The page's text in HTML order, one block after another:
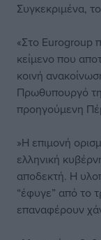
Συγκεκριμένα,
«Στο Eurogroup
κείμενο που
κοινή
Πρωθυπουργό
προηγούμενη
»Η επιμονή
ελληνική
αποδεκτή. Η
“έφυγε” από το
επαναφέρουν